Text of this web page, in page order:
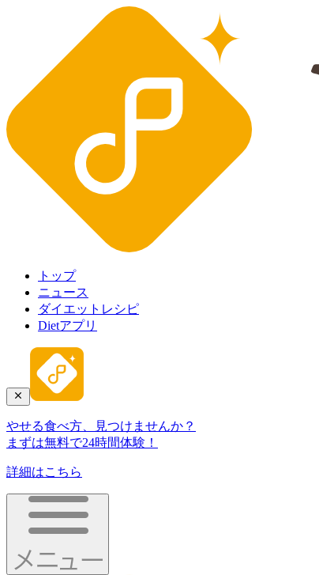
トップ
ニュース
ダイエットレシピ
Dietアプリ
やせる食べ方、見つけませんか？
まずは無料で24時間体験！
詳細はこちら